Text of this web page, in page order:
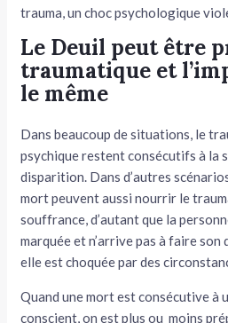
trauma, un choc psychologique
Le Deuil peut être
traumatique et
le même
Dans beaucoup de situations, le
psychique restent consécutifs à la
disparition. Dans d’autres
mort peuvent aussi nourrir le
souffrance, d’autant que la
marquée et n’arrive pas à faire son
elle est choquée par des
Quand une mort est consécutive à
conscient, on est plus ou moins